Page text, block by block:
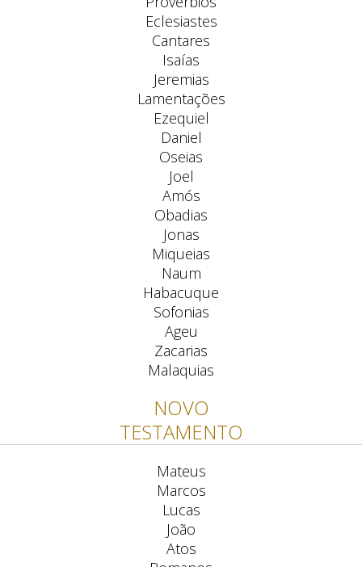
Eclesiastes
Cantares
Isaías
Jeremias
Lamentações
Ezequiel
Daniel
Oseias
Joel
Amós
Obadias
Jonas
Miqueias
Naum
Habacuque
Sofonias
Ageu
Zacarias
Malaquias
NOVO
TESTAMENTO
Mateus
Marcos
Lucas
João
Atos